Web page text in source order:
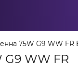
75W G9 WW FR
G9 WW FR